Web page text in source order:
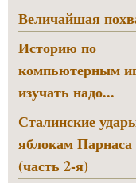
Величайшая
Историю по
компьютерным
изучать надо...
Сталинские
яблокам Парнаса
(часть 2-я)